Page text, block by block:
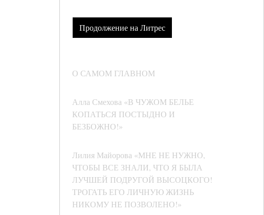
Продолжение на Литрес
О САМОМ ГЛАВНОМ
Алла Смехова «В ЧУЖОМ БЕЛЬЕ
КОПАТЬСЯ ПОСТЫДНО И
БЕЗБОЖНО!»
Лилия Майорова «МНЕ НЕ НУЖНО,
ЧТОБЫ ВСЕ ЗНАЛИ, ЧТО Я БЫЛА
ЛУЧШЕЙ ПОДРУГОЙ ВЫСОЦКОГО!
ТРОГАТЬ ЕГО ЛИЧНУЮ ЖИЗНЬ
НИКОМУ НЕ ПОЗВОЛЕНО!»